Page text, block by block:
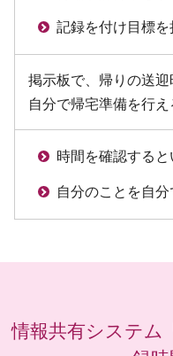
記録を付け目標を
掲示板で、帰りの送
自分で帰宅準備を行え
時間を確認する
自分のことを自
情報共有システム